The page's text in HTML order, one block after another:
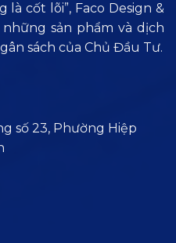
là cốt lõi”, Faco Design &
sản phẩm và dịch
sách của Chủ Đầu Tư.
số 23, Phường Hiệp